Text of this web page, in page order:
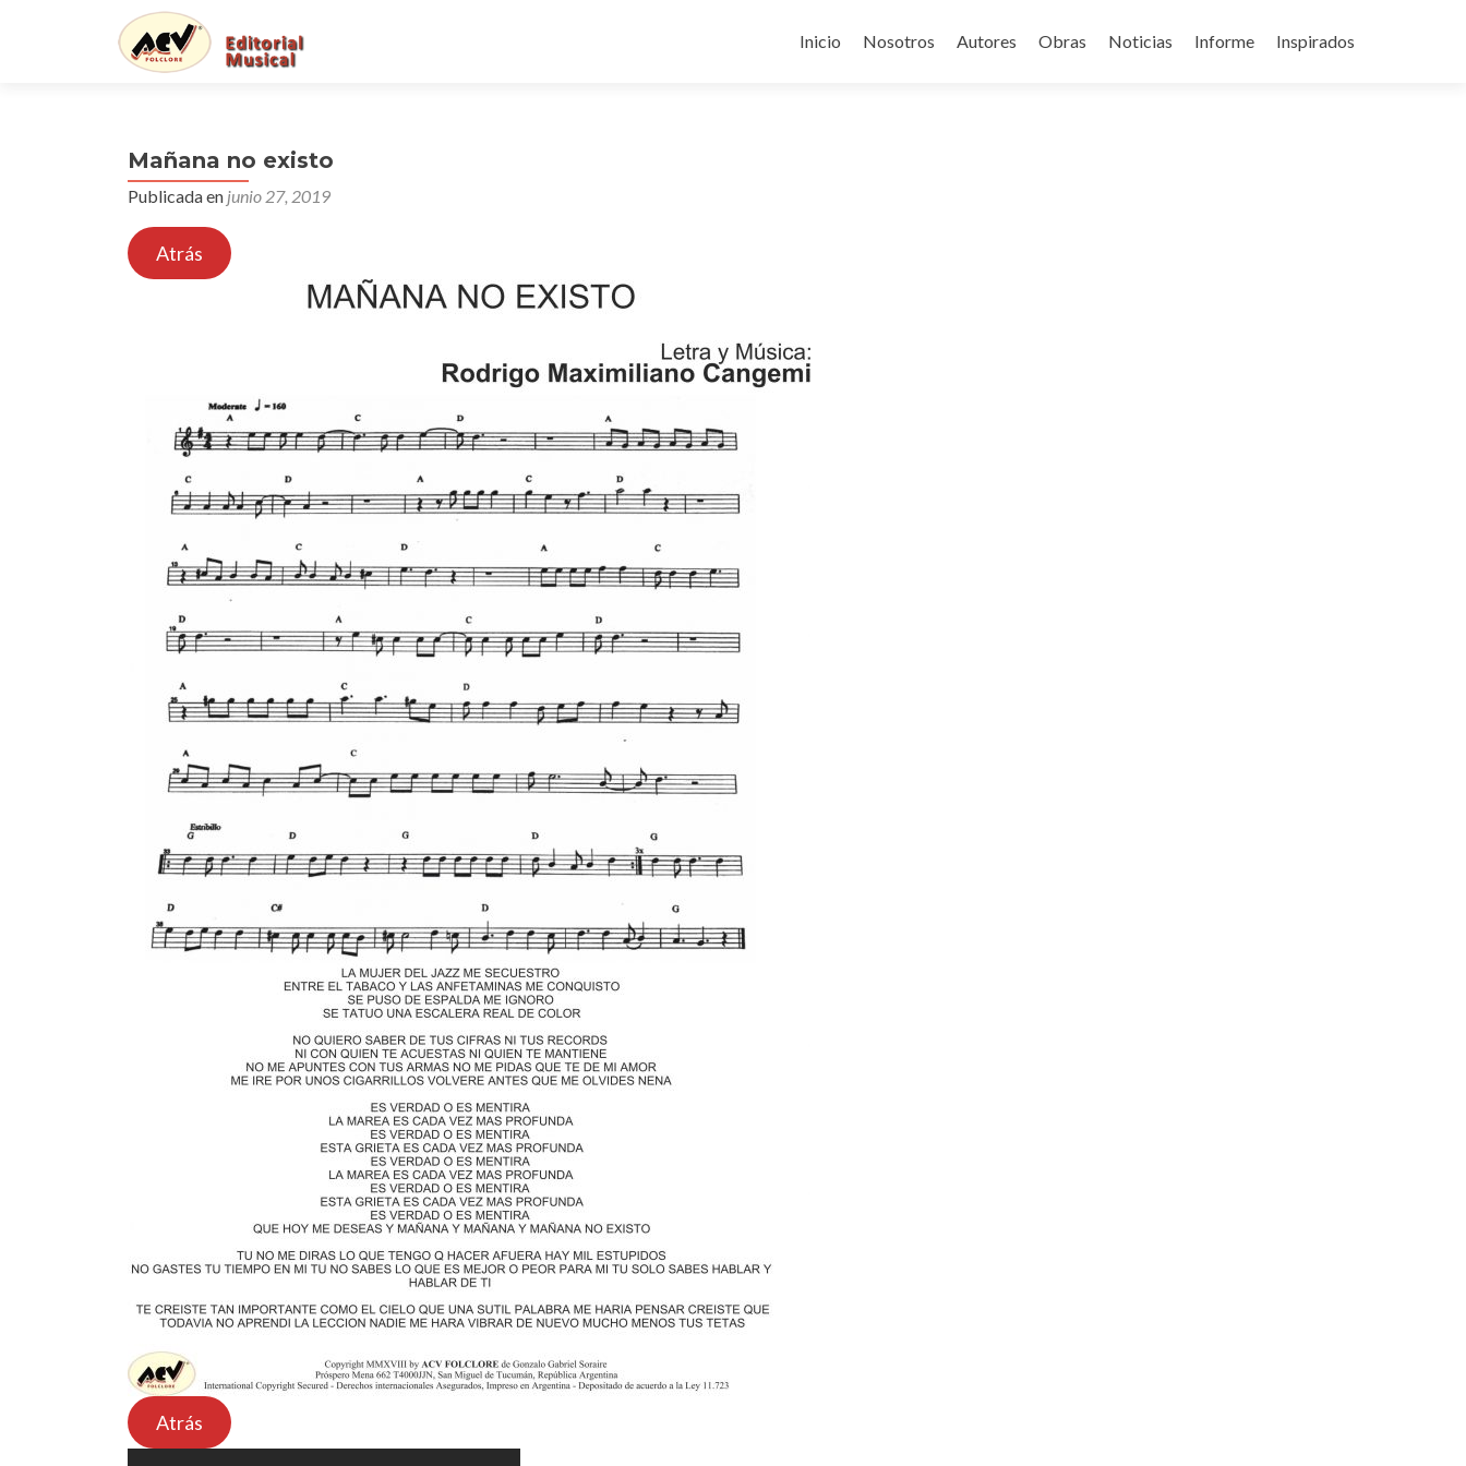
al
Inicio Nosotros Autores Obras Noticias Informe Inspirados
Mañana no existo
Publicada en junio 27, 2019
Atrás
Atrás